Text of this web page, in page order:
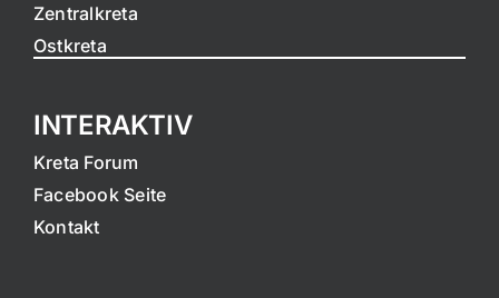
Zentralkreta
Ostkreta
INTERAKTIV
Kreta Forum
Facebook Seite
Kontakt